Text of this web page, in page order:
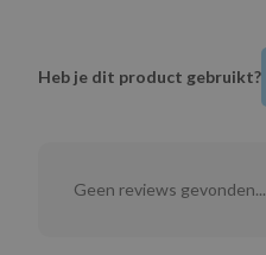
Heb je dit product gebruikt?
Geen reviews gevonden...